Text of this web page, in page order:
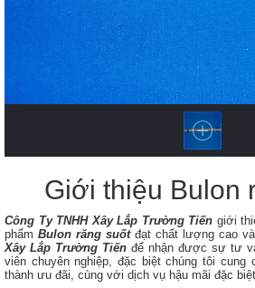
Giới thiệu Bulon
Công Ty TNHH Xây Lắp Trường Tiến giới
phẩm Bulon răng suốt đạt chất lượng cao
Xây Lắp Trường Tiến để nhận được sự tư
viên chuyên nghiệp, đặc biệt chúng tôi
thành ưu đãi, cùng với dịch vụ hậu mãi đặc biệt